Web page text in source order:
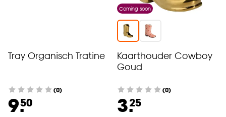
Tray Organisch Tratine
(0)
9.50
Coming soon
Kaarthouder Cowboy
Goud
(0)
3.25